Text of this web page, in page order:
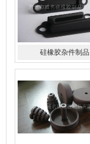
塑胶包硅胶